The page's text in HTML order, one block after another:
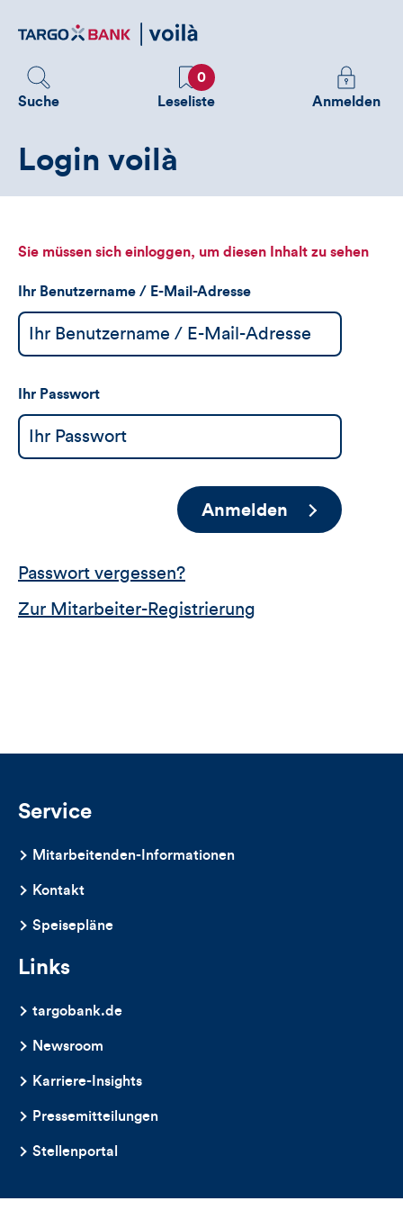
zum
Suche
Favoriten
0
Leseliste
Melden
Sie
sehen
Anmelden
Login voilà
Sie müssen sich einloggen, um diesen Inhalt zu sehen
Ihr Benutzername / E-Mail-Adresse
Ihr Passwort
Anmelden
Passwort vergessen?
Zur Mitarbeiter-Registrierung
Service
Mitarbeitenden-Informationen
Kontakt
Speisepläne
Links
targobank.de
Newsroom
Karriere-Insights
Pressemitteilungen
Stellenportal